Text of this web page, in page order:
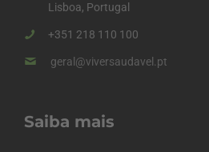
Lisboa, Portugal
+351 218 110 100
geral@viversaudavel.pt
Saiba mais